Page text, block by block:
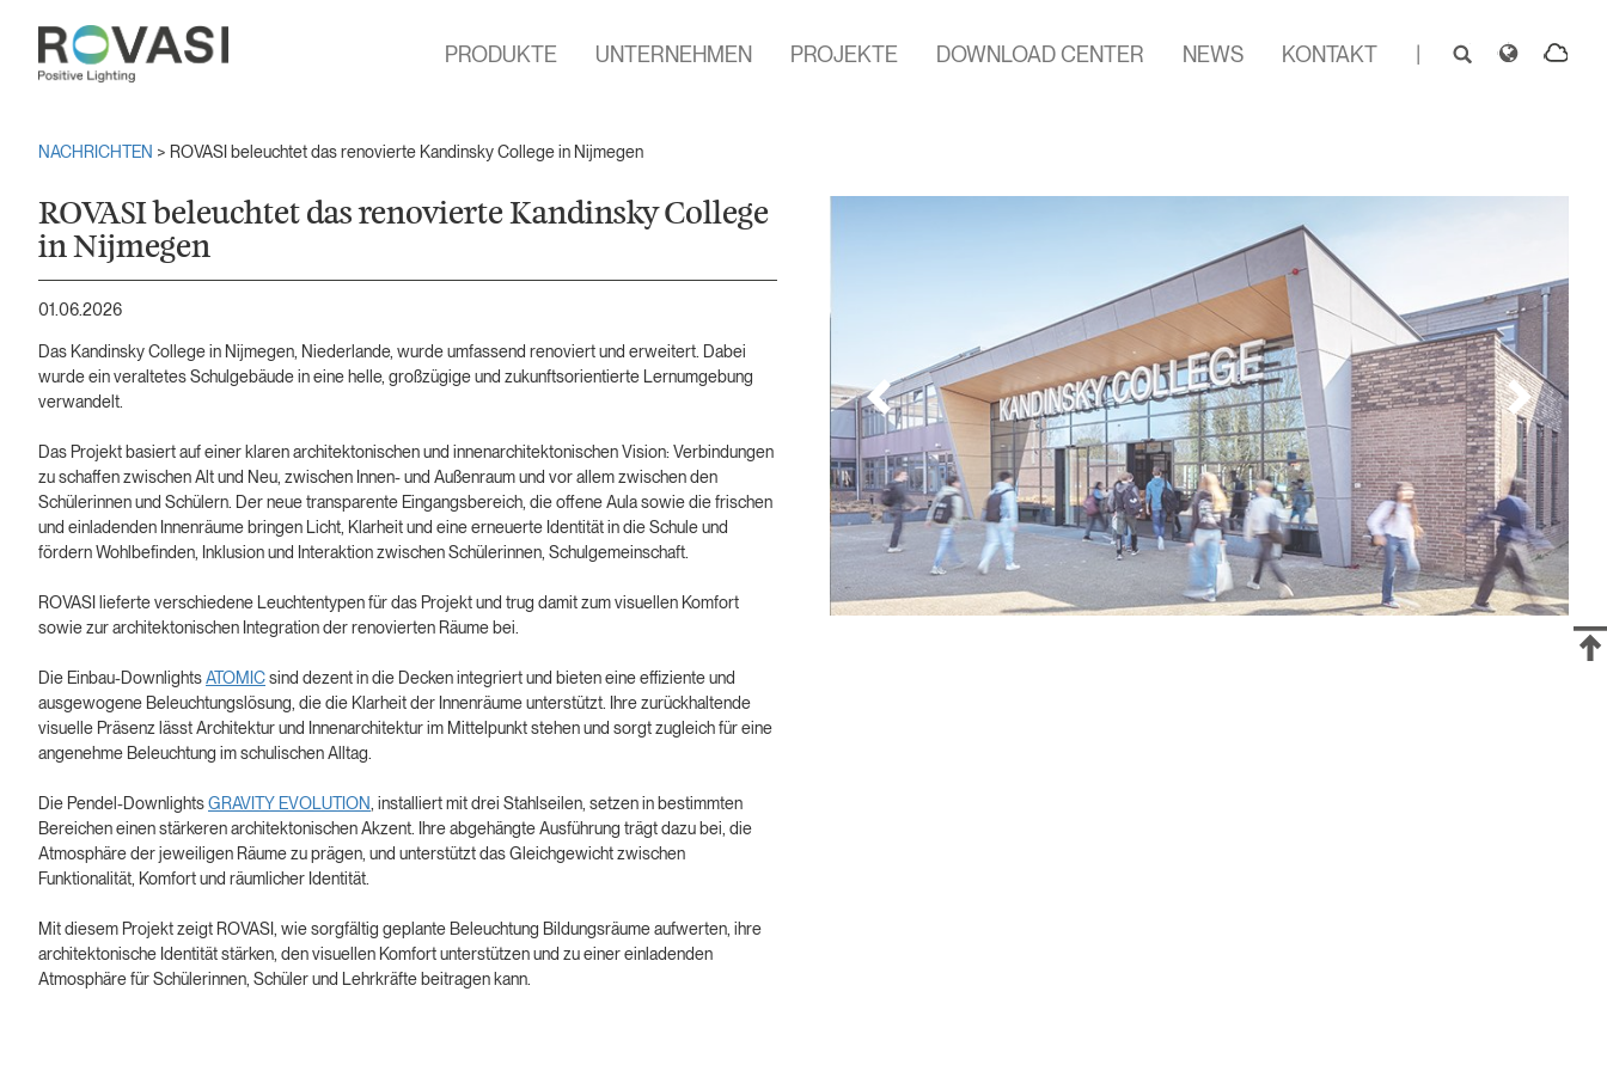
PRODUKTE UNTERNEHMEN PROJEKTE DOWNLOAD CENTER NEWS KONTAKT
NACHRICHTEN > ROVASI beleuchtet das renovierte Kandinsky College in Nijmegen
ROVASI beleuchtet das renovierte Kandinsky College
in Nijmegen
01.06.2026
Das Kandinsky College in Nijmegen, Niederlande, wurde umfassend renoviert und erweitert. Dabei
wurde ein veraltetes Schulgebäude in eine helle, großzügige und zukunftsorientierte Lernumgebung
verwandelt.
Das Projekt basiert auf einer klaren architektonischen und innenarchitektonischen Vision: Verbindungen
zu schaffen zwischen Alt und Neu, zwischen Innen- und Außenraum und vor allem zwischen den
Schülerinnen und Schülern. Der neue transparente Eingangsbereich, die offene Aula sowie die frischen
und einladenden Innenräume bringen Licht, Klarheit und eine erneuerte Identität in die Schule und
fördern Wohlbefinden, Inklusion und Interaktion zwischen Schülerinnen, Schulgemeinschaft.
ROVASI lieferte verschiedene Leuchtentypen für das Projekt und trug damit zum visuellen Komfort
sowie zur architektonischen Integration der renovierten Räume bei.
Die Einbau-DownlightsATOMICsind dezent in die Decken integriert und bieten eine effiziente und
ausgewogene Beleuchtungslösung, die die Klarheit der Innenräume unterstützt. Ihre zurückhaltende
visuelle Präsenz lässt Architektur und Innenarchitektur im Mittelpunkt stehen und sorgt zugleich für eine
angenehme Beleuchtung im schulischen Alltag.
Die Pendel-DownlightsGRAVITY EVOLUTION , installiert mit drei Stahlseilen, setzen in bestimmten
Bereichen einen stärkeren architektonischen Akzent. Ihre abgehängte Ausführung trägt dazu bei, die
Atmosphäre der jeweiligen Räume zu prägen, und unterstützt das Gleichgewicht zwischen
Funktionalität, Komfort und räumlicher Identität.
Mit diesem Projekt zeigt ROVASI, wie sorgfältig geplante Beleuchtung Bildungsräume aufwerten, ihre
architektonische Identität stärken, den visuellen Komfort unterstützen und zu einer einladenden
Atmosphäre für Schülerinnen, Schüler und Lehrkräfte beitragen kann.